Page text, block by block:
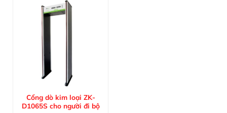
Cổng dò kim loại ZK-
D1065S cho người đi bộ